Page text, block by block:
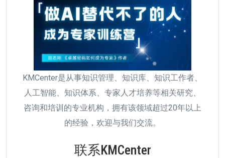
KMCenter是从事知识管理、知识库、知识工作者、
人工智能、知识体系、专家人才培养等相关研究、
咨询和培训的专业机构，拥有该领域超过20年以上
的经验，欢迎与我们交流。
联系KMCenter